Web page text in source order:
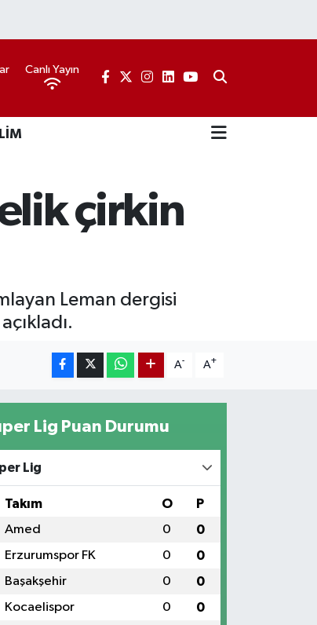
Canlı Yayın
çirkin
Leman dergisi
A- A+
Lig Puan Durumu
Lig
Takım O P
Amed 0 0
Erzurumspor FK 0 0
Başakşehir 0 0
Kocaelispor 0 0